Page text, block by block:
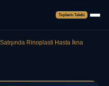
Toplantı Talebi
Rinoplasti Hasta İkna